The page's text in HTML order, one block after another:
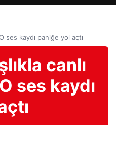
ses kaydı paniğe yol açtı
canlı
ses kaydı